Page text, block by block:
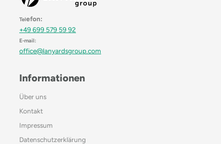
Telefon:
+49 699 579 59 92
E-mail:
office@lanyardsgroup.com
Informationen
Über uns
Kontakt
Impressum
Datenschutzerklärung